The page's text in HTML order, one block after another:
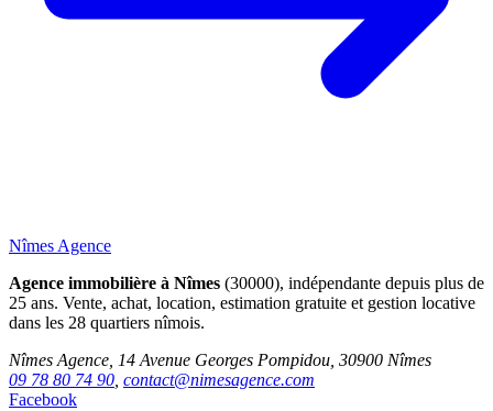
Nîmes Agence
Agence immobilière à Nîmes (30000), indépendante depuis plus de
25 ans. Vente, achat, location, estimation gratuite et gestion locative
dans les 28 quartiers nîmois.
Nîmes Agence, 14 Avenue Georges Pompidou, 30900 Nîmes
09 78 80 74 90 contact@nimesagence.com
Facebook